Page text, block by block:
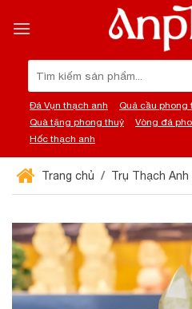
đến
Đá Vụn thạch anh Quả cầu phong
Quà tặng phong thuỷ
Vòng đá
Hốc thạch anh
Trang chủ Trụ Thạch Anh